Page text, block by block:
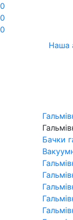
0
0
0
Наша
Бачки